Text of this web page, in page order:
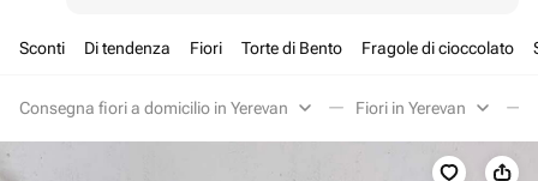
Sconti Di tendenza Fiori Torte di Bento Fragole di cioccolato
Consegna fiori a domicilio in Yerevan Fiori in Yerevan